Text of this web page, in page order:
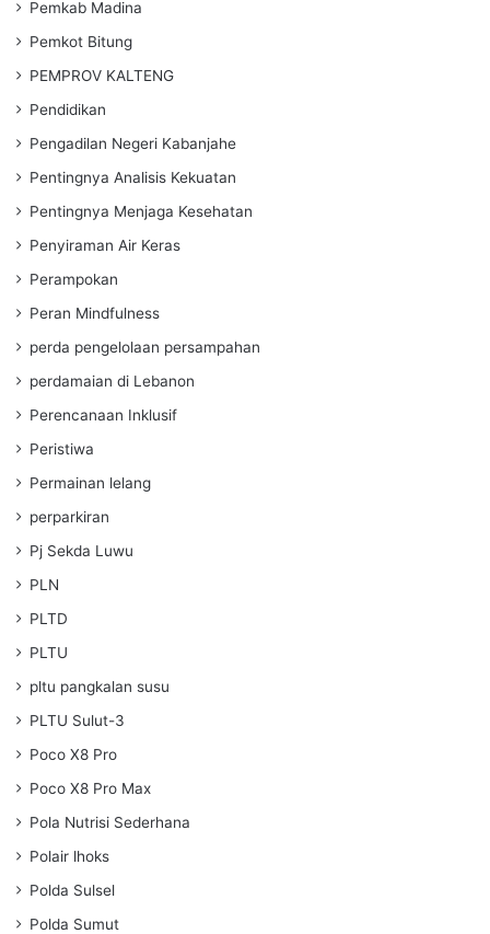
Pemkab Madina
Pemkot Bitung
PEMPROV KALTENG
Pendidikan
Pengadilan Negeri Kabanjahe
Pentingnya Analisis Kekuatan
Pentingnya Menjaga Kesehatan
Penyiraman Air Keras
Perampokan
Peran Mindfulness
perda pengelolaan persampahan
perdamaian di Lebanon
Perencanaan Inklusif
Peristiwa
Permainan lelang
perparkiran
Pj Sekda Luwu
PLN
PLTD
PLTU
pltu pangkalan susu
PLTU Sulut-3
Poco X8 Pro
Poco X8 Pro Max
Pola Nutrisi Sederhana
Polair lhoks
Polda Sulsel
Polda Sumut